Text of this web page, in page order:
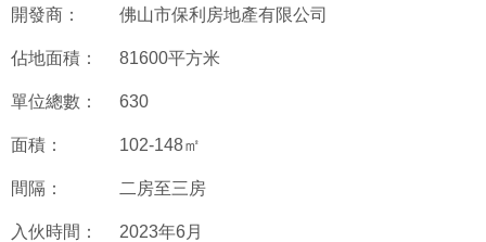
開發商： 佛山市保利房地產有限公司
佔地面積： 81600平方米
單位總數： 630
面積： 102-148㎡
間隔： 二房至三房
入伙時間： 2023年6月